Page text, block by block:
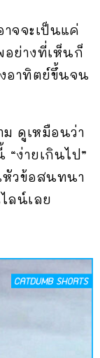
จจะเป็นแค่
อย่างที่เห็นก็
อาทิตย์ขึ้นจน
ดูเหมือนว่า
ง่ายเกินไป”
หัวข้อสนทนา
ลน์เลย